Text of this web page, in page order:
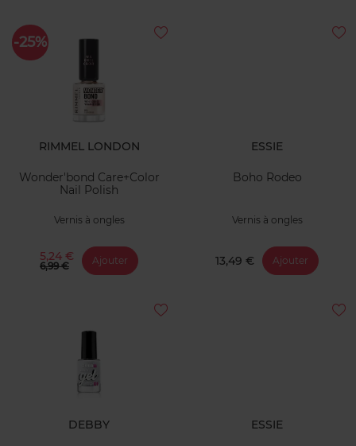
-25%
RIMMEL LONDON
Wonder'bond Care+Color
Nail Polish
Vernis à ongles
5,24 €
6,99 € Ajouter
ESSIE
Boho Rodeo
Vernis à ongles
13,49 € Ajouter
DEBBY ESSIE